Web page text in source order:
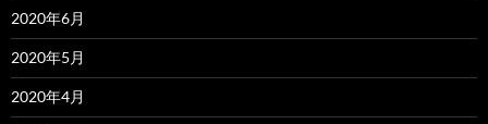
2020年6月
2020年5月
2020年4月